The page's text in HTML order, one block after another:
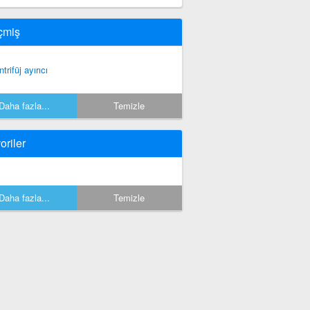
ayırıcı
Daha fazla... Temizle
Daha fazla... Temizle